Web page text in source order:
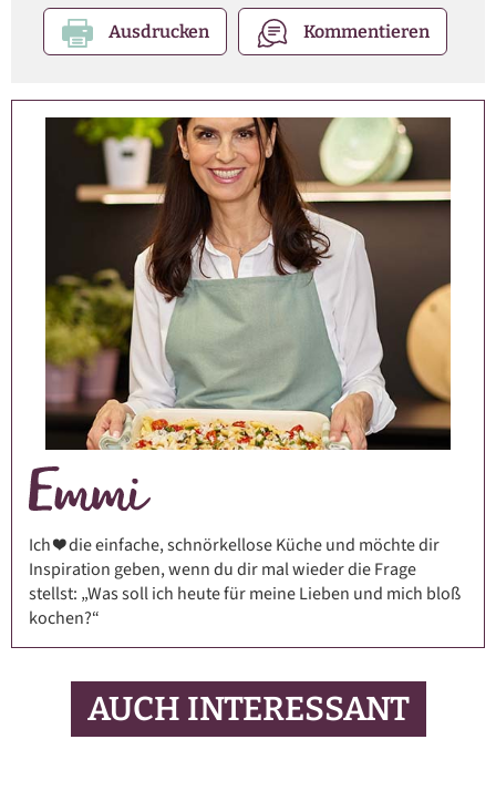
Ausdrucken Kommentieren
Ich ❤️ die einfache, schnörkellose Küche und möchte dir
Inspiration geben, wenn du dir mal wieder die Frage
stellst: „Was soll ich heute für meine Lieben und mich bloß
kochen?“
AUCH INTERESSANT